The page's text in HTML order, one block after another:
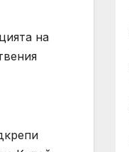
на